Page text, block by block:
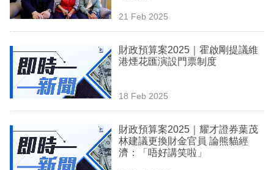
閱
21 Feb 2025
財政預算案2025｜霍啟剛提議維
港煙花匯演設門票制度
18 Feb 2025
財政預算案2025｜耀才證券葉茂
林建議更換財金官員 論熊貓經
濟：「唔好講笑啦」